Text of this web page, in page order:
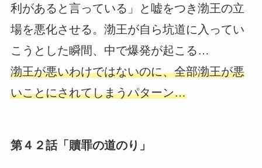
利があると言っている」と嘘をつき渤王の立
場を悪化させる。渤王が自ら坑道に入ってい
こうとした瞬間、中で爆発が起こる…
渤王が悪いわけではないのに、全部渤王が悪
いことにされてしまうパターン…
第４２話「贖罪の道のり」